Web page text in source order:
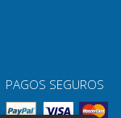
PAGOS SEGUROS